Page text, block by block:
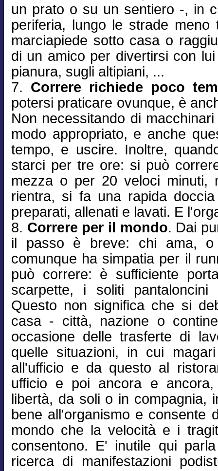
un prato o su un sentiero -, in
periferia, lungo le strade meno
marciapiede sotto casa o
di un amico per divertirsi con
pianura, sugli altipiani, ...
7. Correre richiede poco
potersi praticare ovunque, è
Non necessitando di
modo appropriato, e anche
tempo, e uscire. Inoltre,
starci per tre ore: si può
mezza o per 20 veloci minuti,
rientra, si fa una rapida
preparati, allenati e lavati. E
8. Correre per il mondo. Dai
il passo è breve: chi ama,
comunque ha simpatia per il
può correre: è sufficiente
scarpette, i soliti
Questo non significa che si
casa - città, nazione o
occasione delle trasferte di
quelle situazioni, in cui
all'ufficio e da questo al
ufficio e poi ancora e
libertà, da soli o in compagnia,
bene all'organismo e consente
mondo che la velocità e i
consentono. E' inutile qui
ricerca di manifestazioni